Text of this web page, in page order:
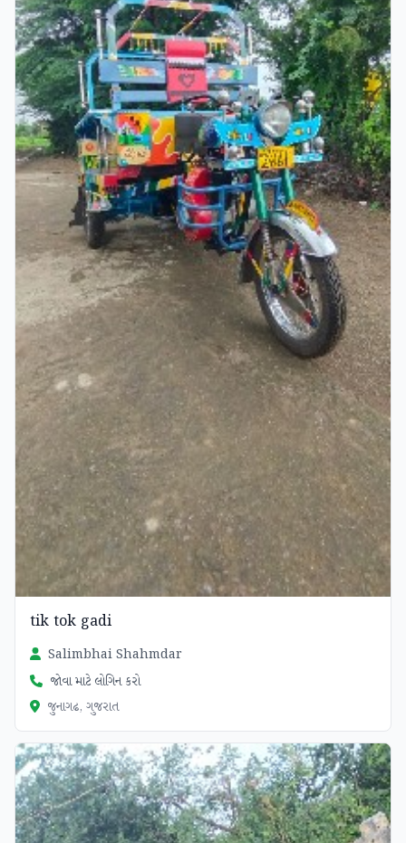
tik tok gadi
Salimbhai Shahmdar
જોવા માટે લોગિન કરો
જુનાગઢ, ગુજરાત